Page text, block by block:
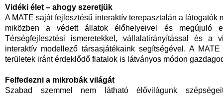
Vidéki élet – ahogy szeretjük
A MATE saját fejlesztésű interaktív terepasztalán a
miközben a védett állatok élőhelyeivel és megújuló
Térségfejlesztési ismeretekkel, vállalatirányítással és a
interaktív modellező társasjátékaink segítségével. A
területek iránt érdeklődő fiatalok is látványos módon
Felfedezni a mikrobák világát
Szabad szemmel nem látható élővilágunk